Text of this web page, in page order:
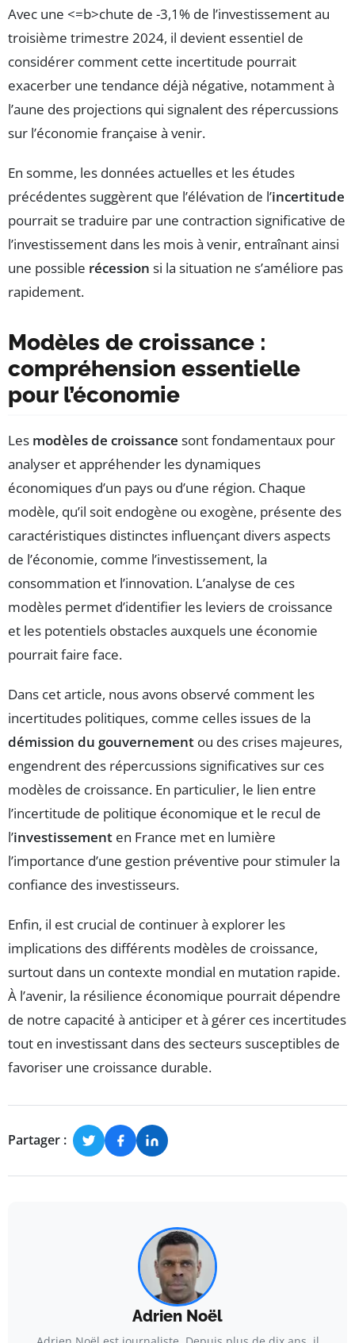
Avec une <=b>chute de -3,1% de l’investissement au
troisième trimestre 2024, il devient essentiel de
considérer comment cette incertitude pourrait
exacerber une tendance déjà négative, notamment à
l’aune des projections qui signalent des répercussions
sur l’économie française à venir.
En somme, les données actuelles et les études
précédentes suggèrent que l’élévation de l’incertitude
pourrait se traduire par une contraction significative de
l’investissement dans les mois à venir, entraînant ainsi
une possible récession si la situation ne s’améliore pas
rapidement.
Modèles de croissance :
compréhension essentielle
pour l’économie
Les modèles de croissance sont fondamentaux pour
analyser et appréhender les dynamiques
économiques d’un pays ou d’une région. Chaque
modèle, qu’il soit endogène ou exogène, présente des
caractéristiques distinctes influençant divers aspects
de l’économie, comme l’investissement, la
consommation et l’innovation. L’analyse de ces
modèles permet d’identifier les leviers de croissance
et les potentiels obstacles auxquels une économie
pourrait faire face.
Dans cet article, nous avons observé comment les
incertitudes politiques, comme celles issues de la
démission du gouvernement ou des crises majeures,
engendrent des répercussions significatives sur ces
modèles de croissance. En particulier, le lien entre
l’incertitude de politique économique et le recul de
l’investissement en France met en lumière
l’importance d’une gestion préventive pour stimuler la
confiance des investisseurs.
Enfin, il est crucial de continuer à explorer les
implications des différents modèles de croissance,
surtout dans un contexte mondial en mutation rapide.
À l’avenir, la résilience économique pourrait dépendre
de notre capacité à anticiper et à gérer ces incertitudes
tout en investissant dans des secteurs susceptibles de
favoriser une croissance durable.
Partager :
Adrien Noël